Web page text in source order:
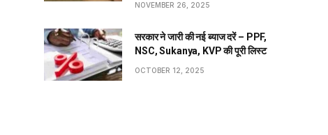
NOVEMBER 26, 2025
सरकार ने जारी की नई ब्याज दरें – PPF,
NSC, Sukanya, KVP की पूरी लिस्ट
OCTOBER 12, 2025